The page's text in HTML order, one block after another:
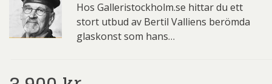
Hos Galleristockholm.se hittar du ett
stort utbud av Bertil Valliens berömda
glaskonst som hans…